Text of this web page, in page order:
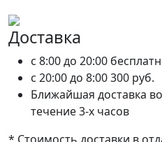
Доставка
c 8:00 до 20:00
c 20:00 до 8:00300 руб.
Ближайшая доставка
течение 3-х часов